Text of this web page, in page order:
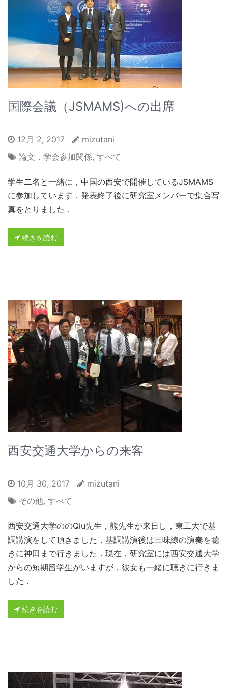
国際会議（JSMAMS)への出席
12月 2, 2017
mizutani
論文，学会参加関係, すべて
学生二名と一緒に，中国の西安で開催しているJSMAMS
に参加しています．発表終了後に研究室メンバーで集合写
真をとりました．
続きを読む
西安交通大学からの来客
10月 30, 2017
mizutani
その他, すべて
西安交通大学ののQiu先生，熊先生が来日し，東工大で基
調講演をして頂きました．基調講演後は三味線の演奏を聴
きに神田まで行きました．現在，研究室には西安交通大学
からの短期留学生がいますが，彼女も一緒に聴きに行きま
した．
続きを読む